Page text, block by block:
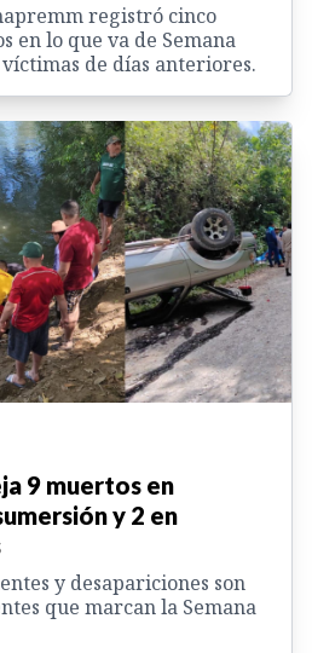
registró cinco
en lo que va de Semana
víctimas de días anteriores.
9 muertos en
y 2 en
y desapariciones son
que marcan la Semana